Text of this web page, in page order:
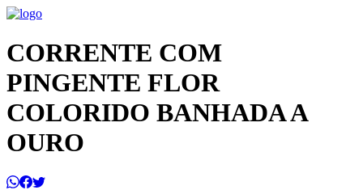
CORRENTE COM
PINGENTE FLOR
COLORIDO BANHADA A
OURO